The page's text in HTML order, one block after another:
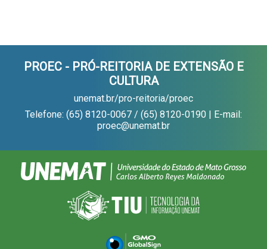
PROEC - PRÓ-REITORIA DE EXTENSÃO E
CULTURA
unemat.br/pro-reitoria/proec
Telefone: (65) 8120-0067 / (65) 8120-0190 | E-mail:
proec@unemat.br